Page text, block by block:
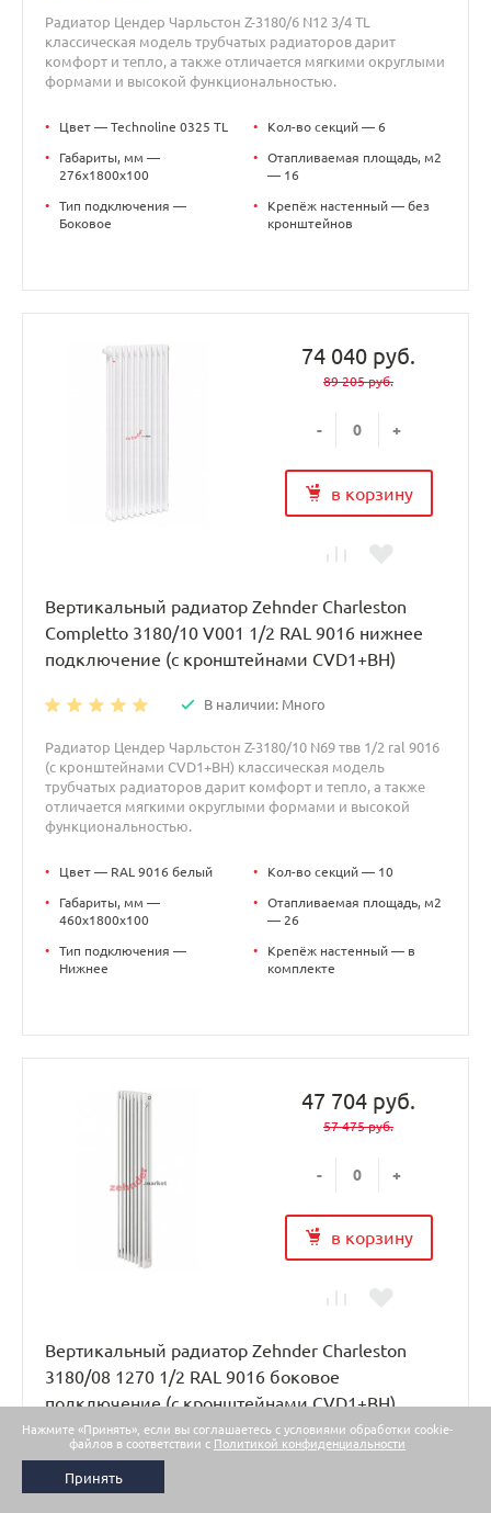
Нажмите «Принять», если вы соглашаетесь с условиями обработки cookie-
файлов в соответствии с Политикой конфиденциальности
Принять
Радиатор Цендер Чарльстон Z-3180/6 N12 3/4 TL
классическая модель трубчатых радиаторов дарит
комфорт и тепло, а также отличается мягкими округлыми
формами и высокой функциональностью.
• Цвет — Technoline 0325 TL
•
Габариты, мм —
276x1800x100
•
Тип подключения —
Боковое
• Кол-во секций — 6
•
Отапливаемая площадь, м2
— 16
•
Крепёж настенный — без
кронштейнов
74 040 руб.
89 205 руб.
- +
в корзину
Вертикальный радиатор Zehnder Charleston
Completto 3180/10 V001 1/2 RAL 9016 нижнее
подключение (с кронштейнами CVD1+BH)
В наличии: Много
Радиатор Цендер Чарльстон Z-3180/10 N69 твв 1/2 ral 9016
(с кронштейнами CVD1+BH) классическая модель
трубчатых радиаторов дарит комфорт и тепло, а также
отличается мягкими округлыми формами и высокой
функциональностью.
• Цвет — RAL 9016 белый
•
Габариты, мм —
460x1800x100
•
Тип подключения —
Нижнее
• Кол-во секций — 10
•
Отапливаемая площадь, м2
— 26
•
Крепёж настенный — в
комплекте
47 704 руб.
57 475 руб.
- +
в корзину
Вертикальный радиатор Zehnder Charleston
3180/08 1270 1/2 RAL 9016 боковое
подключение (с кронштейнами CVD1+BH)
В наличии: Много
Радиатор Цендер Чарльстон Z-3180/8 N12 1/2 RAL 9016 (с